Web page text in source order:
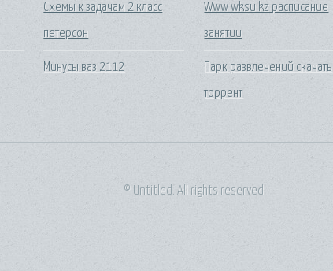
Схемы к задачам 2 класс
петерсон
Минусы ваз 2112
Www wksu kz расписание
занятии
Парк развлечений скачать
торрент
© Untitled. All rights reserved.